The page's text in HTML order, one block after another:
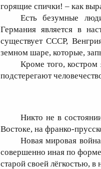
горящие спички! – как
Есть безумные
Германия является в
существует СССР,
земном шаре, которые,
Кроме того, костром
подстерегают
Никто не в
Востоке, на франко-
Новая мировая
совершенно иная по
старой своей лёгкостью,